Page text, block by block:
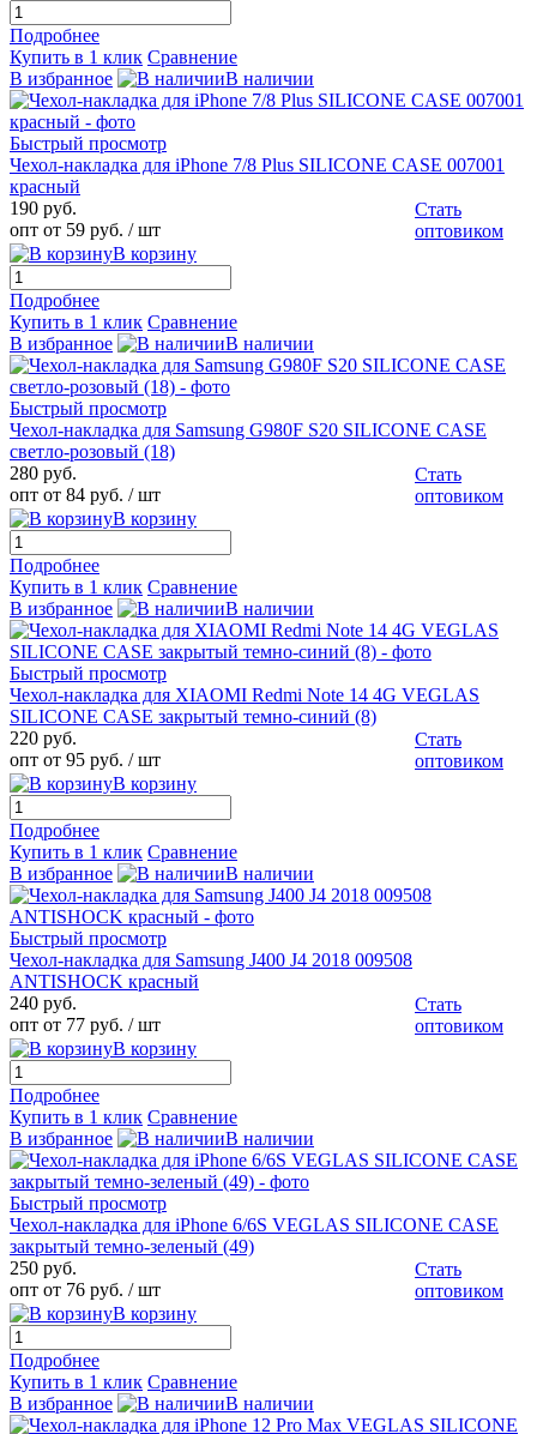
Подробнее
Купить в 1 клик Сравнение
В избранное
В наличии
Быстрый просмотр
Чехол-накладка для iPhone 7/8 Plus SILICONE CASE 007001
красный
190 руб.
опт от 59 руб. / шт
Стать
оптовиком
В корзину
Подробнее
Купить в 1 клик Сравнение
В избранное
В наличии
Быстрый просмотр
Чехол-накладка для Samsung G980F S20 SILICONE CASE
светло-розовый (18)
280 руб.
опт от 84 руб. / шт
Стать
оптовиком
В корзину
Подробнее
Купить в 1 клик Сравнение
В избранное
В наличии
Быстрый просмотр
Чехол-накладка для XIAOMI Redmi Note 14 4G VEGLAS
SILICONE CASE закрытый темно-синий (8)
220 руб.
опт от 95 руб. / шт
Стать
оптовиком
В корзину
Подробнее
Купить в 1 клик Сравнение
В избранное
В наличии
Быстрый просмотр
Чехол-накладка для Samsung J400 J4 2018 009508
ANTISHOCK красный
240 руб.
опт от 77 руб. / шт
Стать
оптовиком
В корзину
Подробнее
Купить в 1 клик Сравнение
В избранное
В наличии
Быстрый просмотр
Чехол-накладка для iPhone 6/6S VEGLAS SILICONE CASE
закрытый темно-зеленый (49)
250 руб.
опт от 76 руб. / шт
Стать
оптовиком
В корзину
Подробнее
Купить в 1 клик Сравнение
В избранное
В наличии